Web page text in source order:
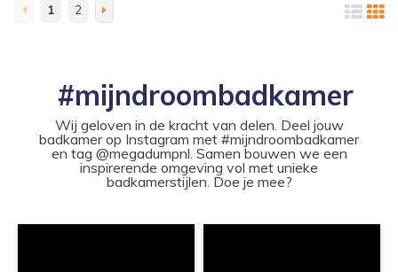
1 2
#mijndroombadkamer
Wij geloven in de kracht van delen. Deel jouw
badkamer op Instagram met #mijndroombadkamer
en tag @megadumpnl. Samen bouwen we een
inspirerende omgeving vol met unieke
badkamerstijlen. Doe je mee?